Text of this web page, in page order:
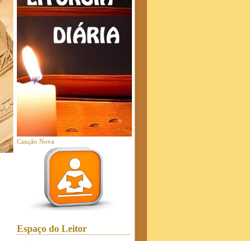
Canção Nova
Espaço do Leitor